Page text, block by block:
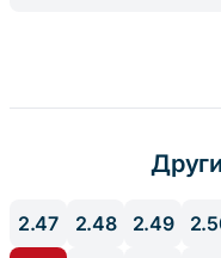
2.47 2.48 2.49